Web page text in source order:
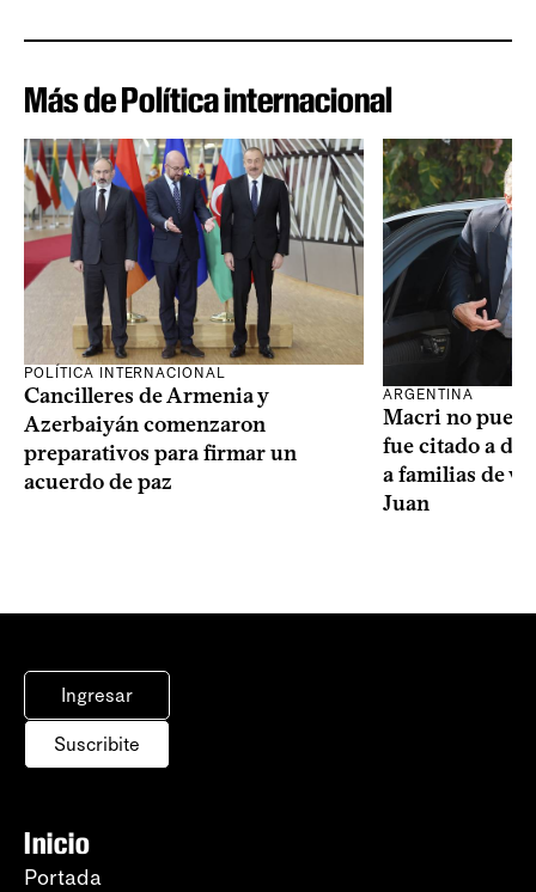
Más de Política internacional
POLÍTICA INTERNACIONAL
Cancilleres de Armenia y
Azerbaiyán comenzaron
preparativos para firmar un
acuerdo de paz
ARGENTINA
Macri no
fue citado a
a familias de
Juan
Ingresar
Suscribite
Inicio
Portada